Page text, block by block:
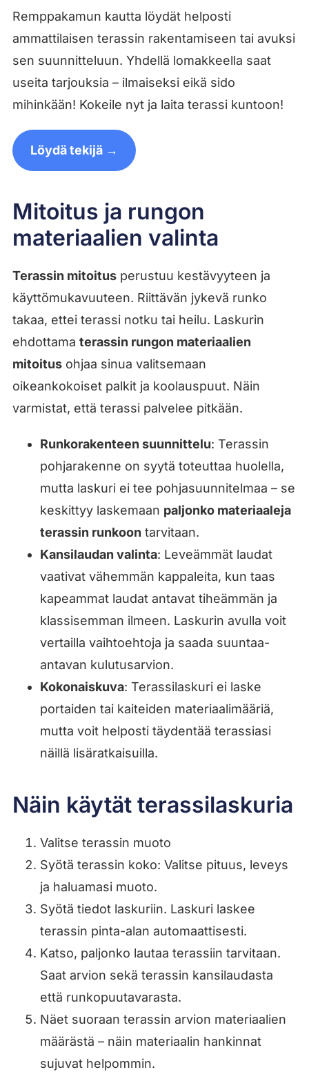
Remppakamun kautta löydät helposti
ammattilaisen terassin rakentamiseen tai avuksi
sen suunnitteluun. Yhdellä lomakkeella saat
useita tarjouksia – ilmaiseksi eikä sido
mihinkään! Kokeile nyt ja laita terassi kuntoon!
Löydä tekijä →
Mitoitus ja rungon
materiaalien valinta
Terassin mitoitusperustuu kestävyyteen ja
käyttömukavuuteen. Riittävän jykevä runko
takaa, ettei terassi notku tai heilu. Laskurin
ehdottama terassin rungon materiaalien
mitoitusohjaa sinua valitsemaan
oikeankokoiset palkit ja koolauspuut. Näin
varmistat, että terassi palvelee pitkään.
Runkorakenteen suunnittelu: Terassin
pohjarakenne on syytä toteuttaa huolella,
mutta laskuri ei tee pohjasuunnitelmaa – se
keskittyy laskemaan paljonko materiaaleja
terassin runkoon tarvitaan.
Kansilaudan valinta: Leveämmät laudat
vaativat vähemmän kappaleita, kun taas
kapeammat laudat antavat tiheämmän ja
klassisemman ilmeen. Laskurin avulla voit
vertailla vaihtoehtoja ja saada suuntaa-
antavan kulutusarvion.
Kokonaiskuva: Terassilaskuri ei laske
portaiden tai kaiteiden materiaalimääriä,
mutta voit helposti täydentää terassiasi
näillä lisäratkaisuilla.
Näin käytät terassilaskuria
Valitse terassin muoto
Syötä terassin koko: Valitse pituus, leveys
ja haluamasi muoto.
Syötä tiedot laskuriin. Laskuri laskee
terassin pinta-alan automaattisesti.
Katso, paljonko lautaa terassiin tarvitaan.
Saat arvion sekä terassin kansilaudasta
että runkopuutavarasta.
Näet suoraan terassin arvion materiaalien
määrästä – näin materiaalin hankinnat
sujuvat helpommin.